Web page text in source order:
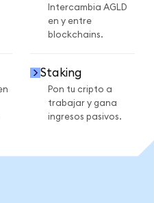
Intercambia AGLD
en y entre
blockchains.
Staking
Pon tu cripto a
trabajar y gana
ingresos pasivos.